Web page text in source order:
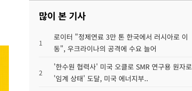
많이 본 기사
1
로이터 "정제연료 3만 톤 한국에서 러시아로 이
동", 우크라이나의 공격에 수요 늘어
2
'한수원 협력사' 미국 오클로 SMR 연구용 원자로
'임계 상태' 도달, 미국 에너지부..